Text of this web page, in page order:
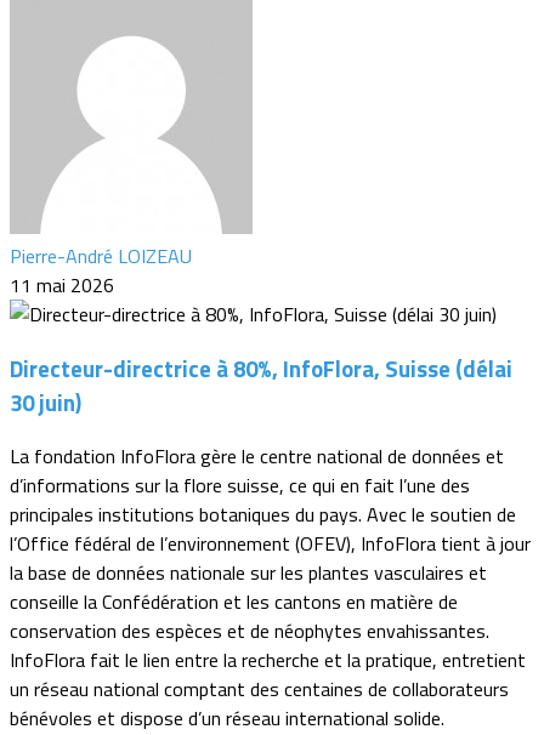
Pierre-André LOIZEAU
11 mai 2026
Directeur-directrice à 80%, InfoFlora, Suisse (délai
30 juin)
La fondation InfoFlora gère le centre national de données et
d’informations sur la flore suisse, ce qui en fait l’une des
principales institutions botaniques du pays. Avec le soutien de
l’Office fédéral de l’environnement (OFEV), InfoFlora tient à jour
la base de données nationale sur les plantes vasculaires et
conseille la Confédération et les cantons en matière de
conservation des espèces et de néophytes envahissantes.
InfoFlora fait le lien entre la recherche et la pratique, entretient
un réseau national comptant des centaines de collaborateurs
bénévoles et dispose d’un réseau international solide.